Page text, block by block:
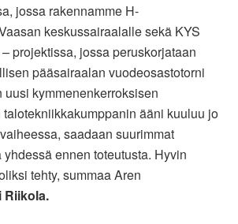
jossa rakennamme H-
keskussairaalalle sekä KYS
projektissa, jossa peruskorjataan
pääsairaalan vuodeosastotorni
uusi kymmenenkerroksisen
ääni kuuluu jo
saadaan suurimmat
yhdessä ennen toteutusta. Hyvin
tehty, summaa Aren
Riikola.